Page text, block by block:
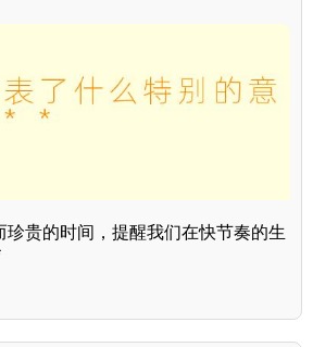
珍贵的时间，提醒我们在快节奏的生